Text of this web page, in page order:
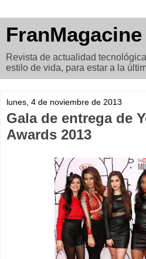
FranMagacine
Revista de actualidad
estilo de vida, para estar a la
lunes, 4 de noviembre de 2013
Gala de entrega de
Awards 2013